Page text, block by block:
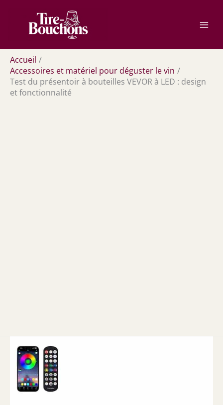
contenu
Accueil
Accessoires et matériel pour déguster le vin
Test du présentoir à bouteilles VEVOR à LED : design
et fonctionnalité